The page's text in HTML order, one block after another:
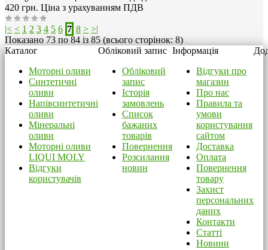
420 грн. Ціна з урахуванням ПДВ
|< < 1 2 3 4 5 6 7 8 > >|
Показано 73 по 84 із 85 (всього сторінок: 8)
Каталог
Моторні оливи
Синтетичні
оливи
Напівсинтетичні
оливи
Мінеральні
оливи
Моторні оливи
LIQUI MOLY
Відгуки
користувачів
Обліковий запис
Обліковий
запис
Історія
замовлень
Список
бажаних
товарів
Повернення
Розсилання
новин
Інформація
Відгуки про
магазин
Про нас
Правила та
умови
користування
сайтом
Доставка
Оплата
Повернення
товару
Захист
персональних
даних
Контакти
Статті
Новини